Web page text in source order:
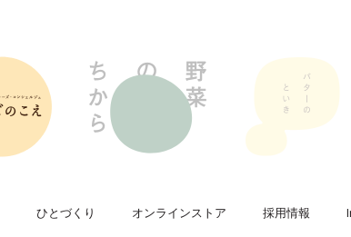
ひとづくり オンラインストア 採用情報